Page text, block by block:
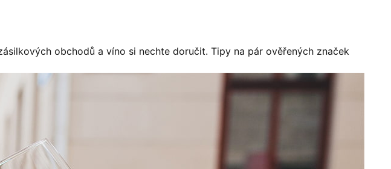
obchodů a víno si nechte doručit. Tipy na pár ověřených značek